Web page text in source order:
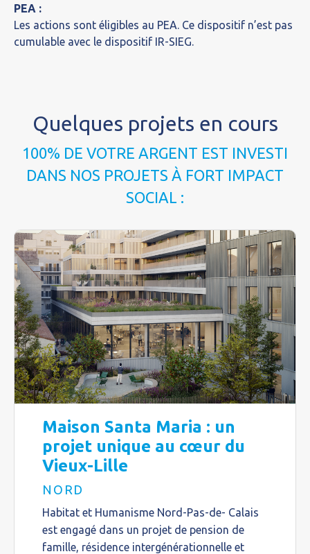
PEA :
Les actions sont éligibles au PEA. Ce dispositif n’est pas
cumulable avec le dispositif IR-SIEG.
Quelques projets en cours
100% DE VOTRE ARGENT EST INVESTI
DANS NOS PROJETS À FORT IMPACT
SOCIAL :
Maison Santa Maria : un
projet unique au cœur du
Vieux-Lille
NORD
Habitat et Humanisme Nord-Pas-de- Calais
est engagé dans un projet de pension de
famille, résidence intergénérationnelle et